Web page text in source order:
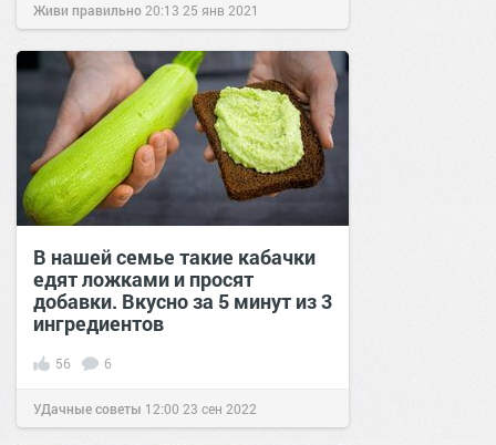
Живи правильно 20:13 25 янв 2021
В нашей семье такие кабачки
едят ложками и просят
добавки. Вкусно за 5 минут из 3
ингредиентов
56 6
УДачные советы 12:00 23 сен 2022